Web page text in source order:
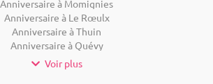
Anniversaire à Momignies
Anniversaire à Le Rœulx
Anniversaire à Thuin
Anniversaire à Quévy
Voir plus